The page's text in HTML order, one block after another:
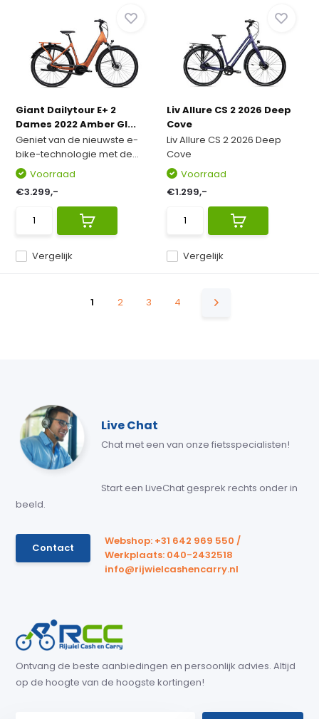
Giant Dailytour E+ 2
Dames 2022 Amber Gl...
Geniet van de nieuwste e-
bike-technologie met de...
Vergelijk
Voorraad
€3.299,-
Liv Allure CS 2 2026 Deep
Cove
Liv Allure CS 2 2026 Deep
Cove
Vergelijk
Voorraad
€1.299,-
1 2 3 4
Live Chat
Chat met een van onze fietsspecialisten!
Start een LiveChat gesprek rechts onder in
beeld.
Contact
Webshop: +31 642 969 550 /
Werkplaats: 040-2432518
info@rijwielcashencarry.nl
Ontvang de beste aanbiedingen en persoonlijk advies. Altijd
op de hoogte van de hoogste kortingen!